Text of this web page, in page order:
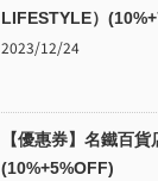
LIFESTYLE）
2023/12/24
【優惠券】名鐵百
(10%+5%OFF)